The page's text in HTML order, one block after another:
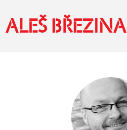
ALEŠ BŘEZINA